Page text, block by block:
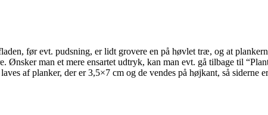
før evt. pudsning, er lidt grovere en på høvlet træ, og at
man et mere ensartet udtryk, kan man evt. gå tilbage til
af planker, der er 3,5×7 cm og de vendes på højkant, så